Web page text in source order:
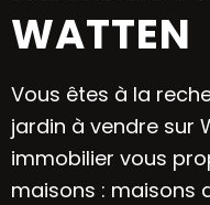
WATTEN
Vous êtes à la
jardin à vendre sur
immobilier vous
maisons : maisons